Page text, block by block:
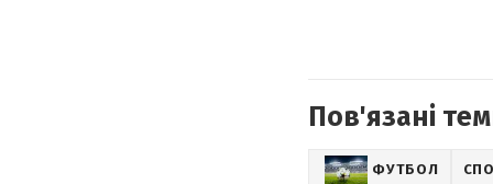
Пов'язані
ФУТБОЛ